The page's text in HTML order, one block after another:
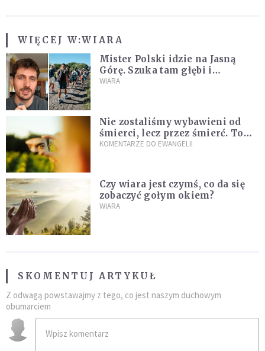
WIĘCEJ W:WIARA
Mister Polski idzie na Jasną
Górę. Szuka tam głębi i
spotkania
WIARA
Nie zostaliśmy wybawieni od
śmierci, lecz przez śmierć. To
jedna z największych tajemnic
KOMENTARZE DO EWANGELII
Czy wiara jest czymś, co da się
zobaczyć gołym okiem?
WIARA
SKOMENTUJ ARTYKUŁ
Z odwagą powstawajmy z tego, co jest naszym duchowym
obumarciem